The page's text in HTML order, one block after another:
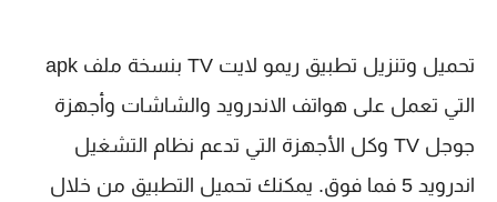
تحميل وتنزيل تطبيق ريمو لايت TV بنسخة ملف apk
التي تعمل على هواتف الاندرويد والشاشات وأجهزة
جوجل TV وكل الأجهزة التي تدعم نظام التشغيل
اندرويد 5 فما فوق. يمكنك تحميل التطبيق من خلال